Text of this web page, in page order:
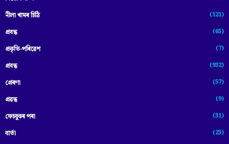
নীলা খামৰ চিঠি (121)
প্রবন্ধ (65)
প্ৰকৃতি-পৰিৱেশ (7)
প্ৰবন্ধ (932)
প্ৰেৰণা (57)
প্ৰৱন্ধ (9)
ফেচবুকৰ পৰা (31)
বাৰ্তা (23)